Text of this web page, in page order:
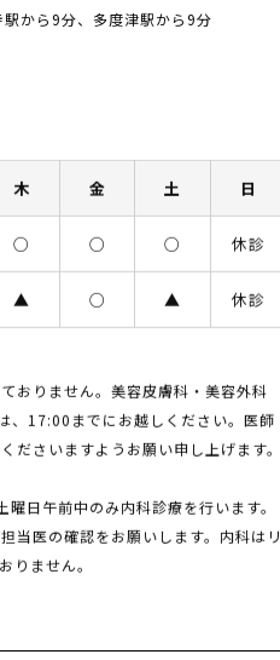
から9分、多度津駅から9分
木 金 土 日
○ ○ ○ 休診
▲ ○ ▲ 休診
おりません。美容皮膚科・美容外科
、17:00までにお越しください。医師
ださいますようお願い申し上げます。
日午前中のみ内科診療を行います。
当医の確認をお願いします。内科はリ
りません。